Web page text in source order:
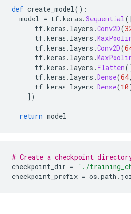
  }
}
attr {
  key: "metadata"
  value {
s:
  key: "output_shapes"
  value {
    list {
      shape {
        dim {
          size: 28
        }
def create_model():
model = tf.keras .Sequential
tf.keras . layers .Conv2D(
tf.keras . layers .
tf.keras . layers .Conv2D(
tf.keras . layers .
tf.keras . layers . Flatten
tf.keras . layers .Dense(64,
tf.keras . layers .Dense(10)
])
return model
# Create a checkpoint
checkpoint_dir =
'./
checkpoint_prefix = os .path .